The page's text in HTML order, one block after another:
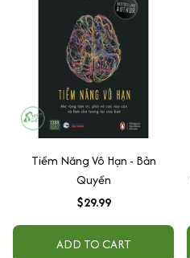
Tiềm Năng Vô Hạn - Bản
Quyền
$29.99
ADD TO CART